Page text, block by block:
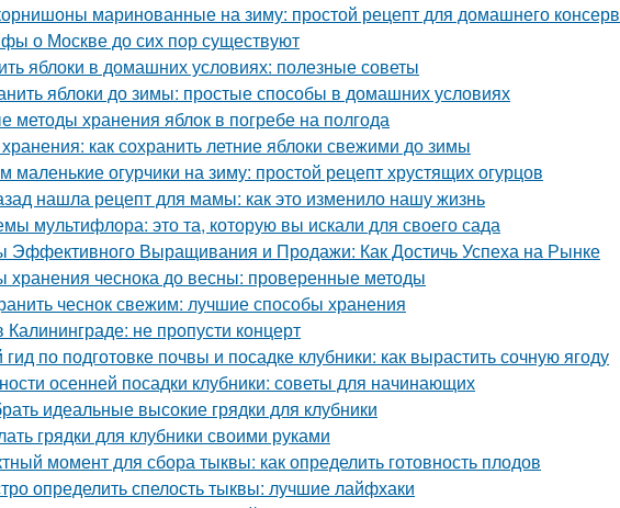
маринованные на зиму: простой рецепт для домашнего
о Москве до сих пор существуют
яблоки в домашних условиях: полезные советы
яблоки до зимы: простые способы в домашних условиях
методы хранения яблок в погребе на полгода
как сохранить летние яблоки свежими до зимы
маленькие огурчики на зиму: простой рецепт хрустящих огурцов
нашла рецепт для мамы: как это изменило нашу жизнь
мультифлора: это та, которую вы искали для своего сада
Эффективного Выращивания и Продажи: Как Достичь Успеха на Рынке
хранения чеснока до весны: проверенные методы
чеснок свежим: лучшие способы хранения
не пропусти концерт
по подготовке почвы и посадке клубники: как вырастить сочную ягоду
осенней посадки клубники: советы для начинающих
идеальные высокие грядки для клубники
грядки для клубники своими руками
момент для сбора тыквы: как определить готовность плодов
определить спелость тыквы: лучшие лайфхаки